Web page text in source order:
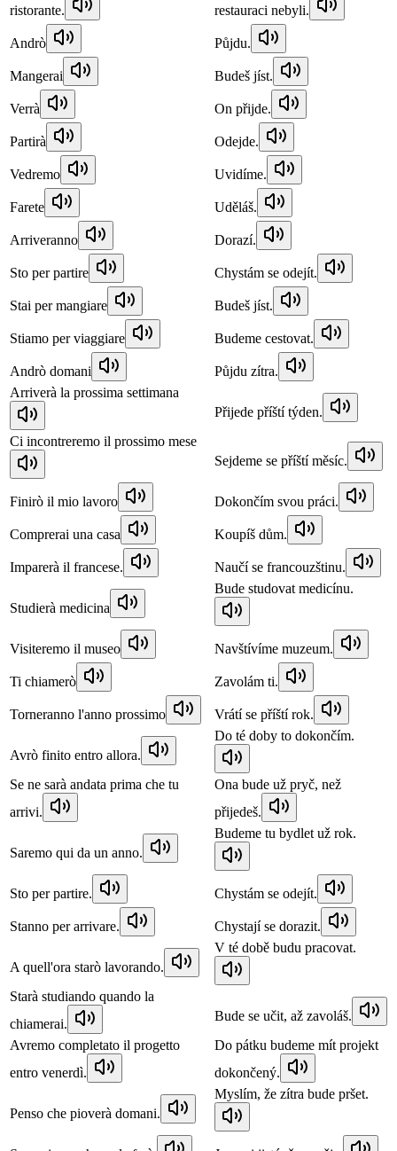
ristorante.
restauraci nebyli.
Andrò Půjdu.
Mangerai Budeš jíst.
Verrà On přijde.
Partirà Odejde.
Vedremo Uvidíme.
Farete Uděláš.
Arriveranno Dorazí.
Sto per partire Chystám se odejít.
Stai per mangiare Budeš jíst.
Stiamo per viaggiare Budeme cestovat.
Andrò domani
Půjdu zítra.
Arriverà la prossima settimana
Přijede příští týden.
Ci incontreremo il prossimo mese
Sejdeme se příští měsíc.
Finirò il mio lavoro Dokončím svou práci.
Comprerai una casa Koupíš dům.
Imparerà il francese. Naučí se francouzštinu.
Studierà medicina
Bude studovat medicínu.
Visiteremo il museo Navštívíme muzeum.
Ti chiamerò Zavolám ti.
Torneranno l'anno prossimo Vrátí se příští rok.
Avrò finito entro allora.
Do té doby to dokončím.
Se ne sarà andata prima che tu
arrivi.
Ona bude už pryč, než
přijedeš.
Saremo qui da un anno.
Budeme tu bydlet už rok.
Sto per partire. Chystám se odejít.
Stanno per arrivare. Chystají se dorazit.
A quell'ora starò lavorando.
V té době budu pracovat.
Starà studiando quando la
chiamerai.
Bude se učit, až zavoláš.
Avremo completato il progetto
entro venerdì.
Do pátku budeme mít projekt
dokončený.
Penso che pioverà domani.
Myslím, že zítra bude pršet.